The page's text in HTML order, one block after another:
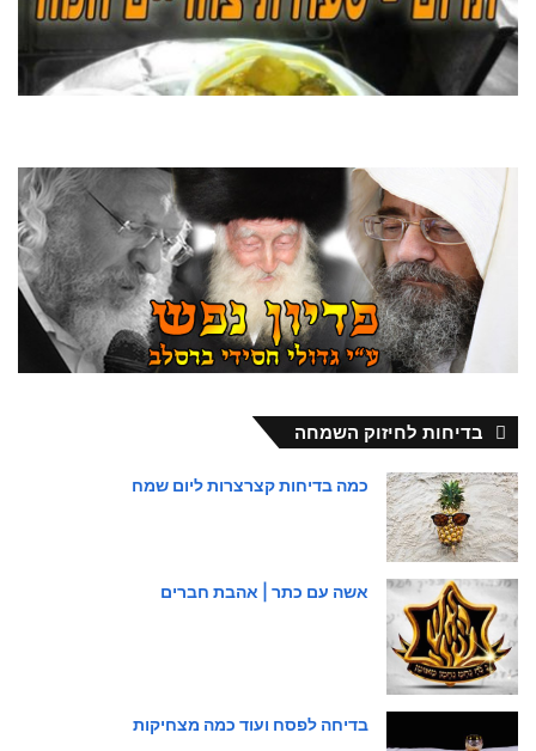
בדיחות לחיזוק השמחה
כמה בדיחות קצרצרות ליום שמח
אשה עם כתר | אהבת חברים
בדיחה לפסח ועוד כמה מצחיקות